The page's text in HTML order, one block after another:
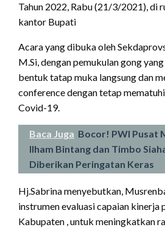
Tahun 2022, Rabu (21/3/2021), di
kantor Bupati
Acara yang dibuka oleh
M.Si, dengan pemukulan gong
bentuk tatap muka langsung dan
conference dengan tetap
Covid-19.
Baca Juga Bocor! PWI Pusat
Ilham Bintang dan Timbo
Diberikan Peringatan Keras
Hj.Sabrina menyebutkan,
instrumen evaluasi capaian kinerja
Kabupaten , untuk meningkatkan